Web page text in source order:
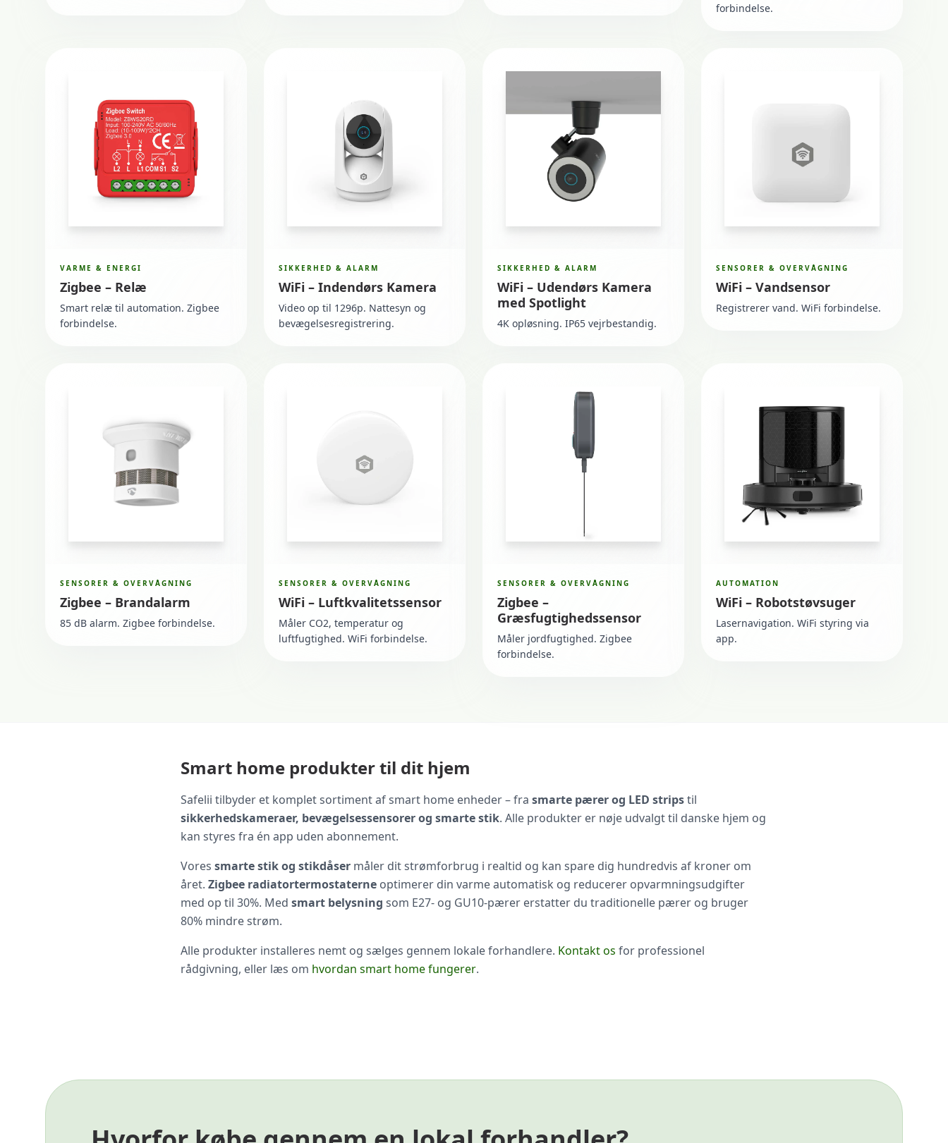
forbindelse.
VARME & ENERGI
Zigbee – Relæ
Smart relæ til automation. Zigbee
forbindelse.
SIKKERHED & ALARM
WiFi – Indendørs Kamera
Video op til 1296p. Nattesyn og
bevægelsesregistrering.
SIKKERHED & ALARM
WiFi – Udendørs Kamera
med Spotlight
4K opløsning. IP65 vejrbestandig.
SENSORER & OVERVÅGNING
WiFi – Vandsensor
Registrerer vand. WiFi forbindelse.
SENSORER & OVERVÅGNING
Zigbee – Brandalarm
85 dB alarm. Zigbee forbindelse.
SENSORER & OVERVÅGNING
WiFi – Luftkvalitetssensor
Måler CO2, temperatur og
luftfugtighed. WiFi forbindelse.
SENSORER & OVERVÅGNING
Zigbee –
Græsfugtighedssensor
Måler jordfugtighed. Zigbee
forbindelse.
AUTOMATION
WiFi – Robotstøvsuger
Lasernavigation. WiFi styring via
app.
Smart home produkter til dit hjem
Safelii tilbyder et komplet sortiment af smart home enheder – fra smarte pærer og LED stripstil
sikkerhedskameraer, bevægelsessensorer og smarte stik. Alle produkter er nøje udvalgt til danske hjem og
kan styres fra én app uden abonnement.
Vores smarte stik og stikdåser måler dit strømforbrug i realtid og kan spare dig hundredvis af kroner om
året. Zigbee radiatortermostaterne optimerer din varme automatisk og reducerer opvarmningsudgifter
med op til 30%. Med smart belysning som E27- og GU10-pærer erstatter du traditionelle pærer og bruger
80% mindre strøm.
Alle produkter installeres nemt og sælges gennem lokale forhandlere. Kontakt os for professionel
rådgivning, eller læs om hvordan smart home fungerer.